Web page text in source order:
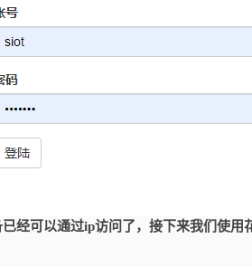
经可以通过ip访问了，接下来我们使用